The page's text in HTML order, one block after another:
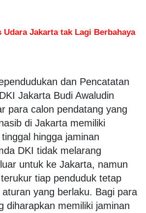
Jakarta tak Lagi Berbahaya
dan Pencatatan
Jakarta Budi Awaludin
para calon pendatang yang
di Jakarta memiliki
hingga jaminan
DKI tidak melarang
untuk ke Jakarta, namun
tiap penduduk tetap
yang berlaku. Bagi para
diharapkan memiliki jaminan